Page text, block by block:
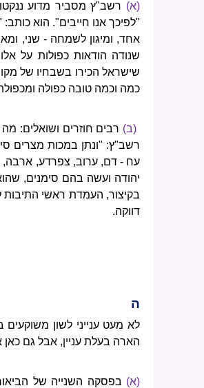
(א) רשב"ץ מסביר מדוע
"לפיכך אנו חייבים". הוא
אחד, ומיגון לשמחה - שני,
שנודה הודאות כפולות על
שישראל הכירו בשבחיו של
כמה וכמה טובה כפולה
(ב) רבים חוזרים ושואלים:
רשב"ץ: "ונתן במכות מצרים
עח - דם, ערוב, צפרדע, ארבה,
יהודה ועשה בהם סימנים,
בקיצור, העמדת ראשי
דווקה.
ה
לא מעט ענייני לשון
הארה בעלת עניין, אבל גם
(א) בפסקה השנייה של